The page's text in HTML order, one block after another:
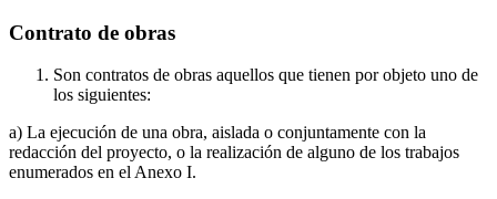
Contrato de obras
Son contratos de obras aquellos que tienen por objeto uno de
los siguientes:
a) La ejecución de una obra, aislada o conjuntamente con la
redacción del proyecto, o la realización de alguno de los trabajos
enumerados en el Anexo I.